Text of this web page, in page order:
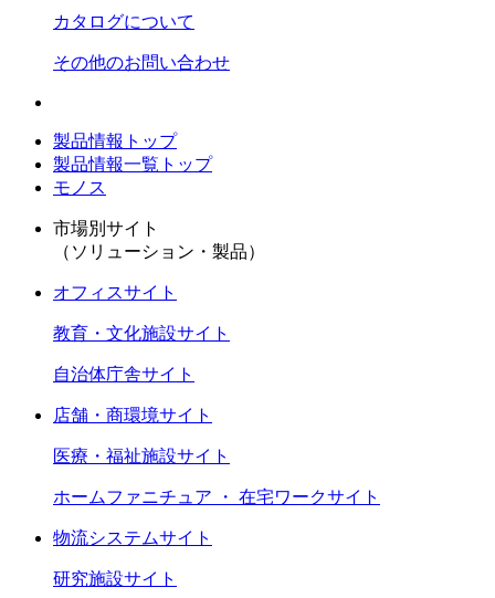
カタログについて
その他のお問い合わせ
製品情報トップ
製品情報一覧トップ
モノス
市場別サイト
（ソリューション・製品）
オフィスサイト
教育・文化施設サイト
自治体庁舎サイト
店舗・商環境サイト
医療・福祉施設サイト
ホームファニチュア ・ 在宅ワークサイト
物流システムサイト
研究施設サイト